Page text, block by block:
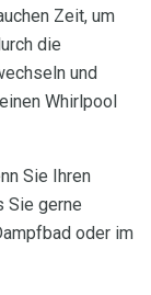
Zeit, um
die
und
Whirlpool
Sie Ihren
Sie gerne
oder im